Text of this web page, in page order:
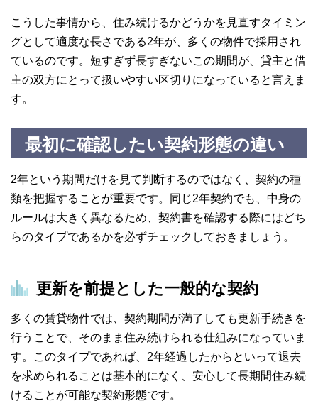
こうした事情から、住み続けるかどうかを見直すタイミン
グとして適度な長さである2年が、多くの物件で採用され
ているのです。短すぎず長すぎないこの期間が、貸主と借
主の双方にとって扱いやすい区切りになっていると言えま
す。
最初に確認したい契約形態の違い
2年という期間だけを見て判断するのではなく、契約の種
類を把握することが重要です。同じ2年契約でも、中身の
ルールは大きく異なるため、契約書を確認する際にはどち
らのタイプであるかを必ずチェックしておきましょう。
更新を前提とした一般的な契約
多くの賃貸物件では、契約期間が満了しても更新手続きを
行うことで、そのまま住み続けられる仕組みになっていま
す。このタイプであれば、2年経過したからといって退去
を求められることは基本的になく、安心して長期間住み続
けることが可能な契約形態です。